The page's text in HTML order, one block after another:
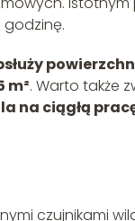
m². Warto także
na ciągłą
czujnikami